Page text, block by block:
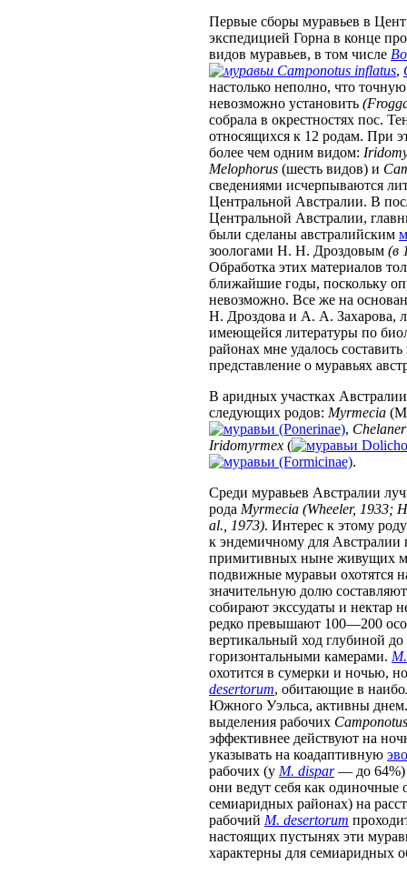
Первые сборы муравьев в
экспедицией Горна в конце
видов муравьев, в том числе
Camponotus inflatus,
настолько неполно, что
невозможно установить
собрала в окрестностях пос.
относящихся к 12 родам. При
более чем одним видом:
Melophorus (шесть видов) и
сведениями исчерпываются
Центральной Австралии. В
Центральной Австралии,
были сделаны австралийским
зоологами Н. Н. Дроздовым (в
Обработка этих материалов
ближайшие годы, поскольку
невозможно. Все же на
Н. Дроздова и А. А. Захарова,
имеющейся литературы по
районах мне удалось
представление о муравьях
В аридных участках Австралии
следующих родов: Myrmecia
(Ponerinae), Chelaner
Iridomyrmex (
(Formicinae).
Среди муравьев Австралии
рода Myrmecia (Wheeler, 1933;
al., 1973). Интерес к этому
к эндемичному для
примитивных ныне живущих
подвижные муравьи охотятся
значительную долю
собирают экссудаты и нектар
редко превышают 100—200
вертикальный ход глубиной
горизонтальными камерами.
охотится в сумерки и ночью,
desertorum, обитающие в
Южного Уэльса, активны
выделения рабочих Camponotus
эффективнее действуют на
указывать на коадаптивную
рабочих (у M. dispar— до 64%)
они ведут себя как одиночные
семиаридных районах) на
рабочий M. desertorum
настоящих пустынях эти
характерны для семиаридных